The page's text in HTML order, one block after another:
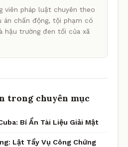
viên pháp luật chuyên theo
án chấn động, tội phạm có
hậu trường đen tối của xã
trong chuyên mục
Bí Ẩn Tài Liệu Giải Mật
Lật Tẩy Vụ Công Chứng